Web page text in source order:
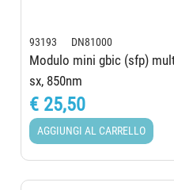
93193 DN81000
Modulo mini gbic (sfp)
sx, 850nm
€ 25,50
AGGIUNGI AL CARRELLO